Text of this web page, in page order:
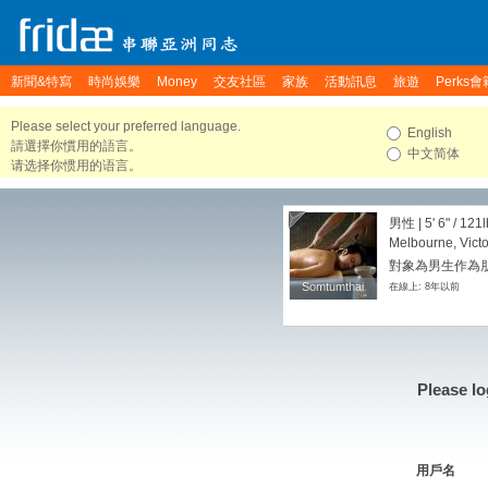
新聞&特寫 時尚娛樂 Money 交友社區 家族 活動訊息 旅遊 Perks會
Please select your preferred language.
請選擇你慣用的語言。
请选择你惯用的语言。
English
中文简体
Somtumthai
Somtumthai
男性 | 5' 6" /
Melbourne,
對象為男生作為
在線上: 8年以前
Please
用戶名